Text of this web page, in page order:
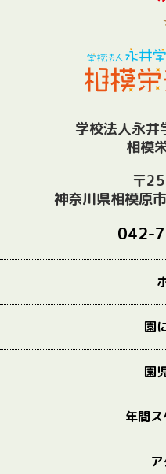
学校法人永井
相模
〒
神奈川県相模原
042-
園
園
年間